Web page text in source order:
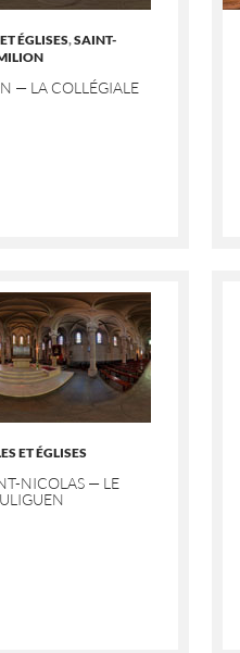
ÉGLISES,SAINT-
— LA COLLÉGIALE
ET ÉGLISES
NICOLAS — LE